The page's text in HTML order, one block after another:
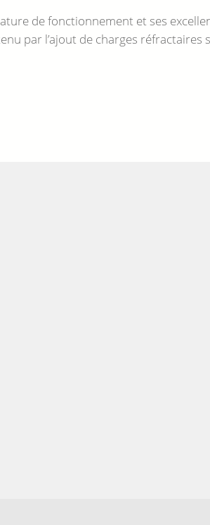
de fonctionnement et ses
par l’ajout de charges